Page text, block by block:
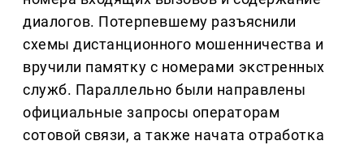
диалогов. Потерпевшему разъяснили
схемы дистанционного мошенничества и
вручили памятку с номерами экстренных
служб. Параллельно были направлены
официальные запросы операторам
сотовой связи, а также начата отработка